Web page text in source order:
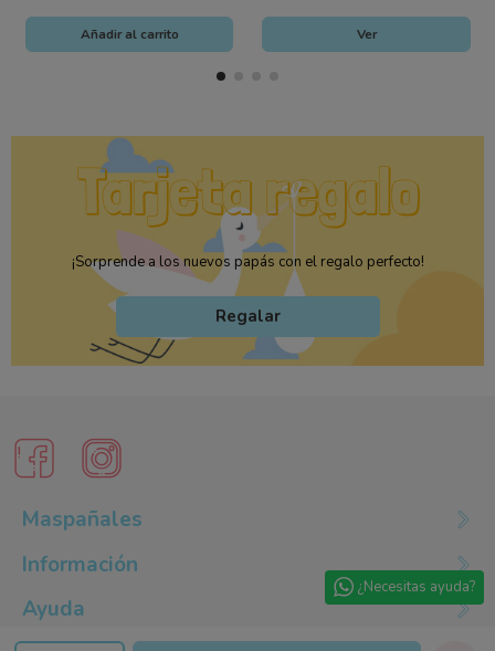
Añadir al carrito Ver
¡Sorprende a los nuevos papás con el regalo perfecto!
Regalar
Maspañales
Información
Ayuda
¿Necesitas ayuda?